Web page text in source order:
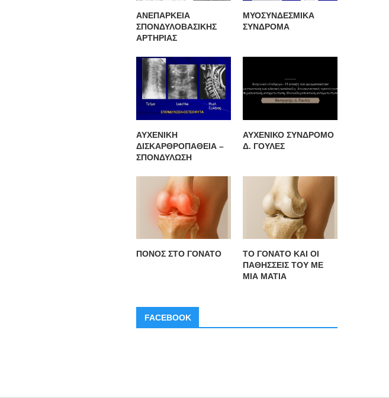
ΑΝΕΠΑΡΚΕΙΑ
ΣΠΟΝΔΥΛΟΒΑΣΙΚΗΣ
ΑΡΤΗΡΙΑΣ
ΜΥΟΣΥΝΔΕΣΜΙΚΑ
ΣΥΝΔΡΟΜΑ
ΑΥΧΕΝΙΚΗ
ΔΙΣΚΑΡΘΡΟΠΑΘΕΙΑ –
ΣΠΟΝΔΥΛΩΣΗ
ΑΥΧΕΝΙΚΟ ΣΥΝΔΡΟΜΟ
Δ. ΓΟΥΛΕΣ
ΠΟΝΟΣ ΣΤΟ ΓΟΝΑΤΟ
ΤΟ ΓΟΝΑΤΟ ΚΑΙ ΟΙ
ΠΑΘΗΣΣΕΙΣ ΤΟΥ ΜΕ
ΜΙΑ ΜΑΤΙΑ
FACEBOOK